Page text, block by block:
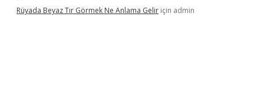
Rüyada Beyaz Tır Görmek Ne Anlama Gelir için admin